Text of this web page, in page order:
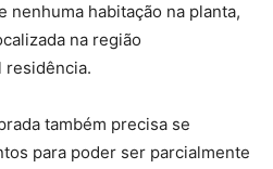
nenhuma habitação na planta,
na região
residência.
também precisa se
para poder ser parcialmente